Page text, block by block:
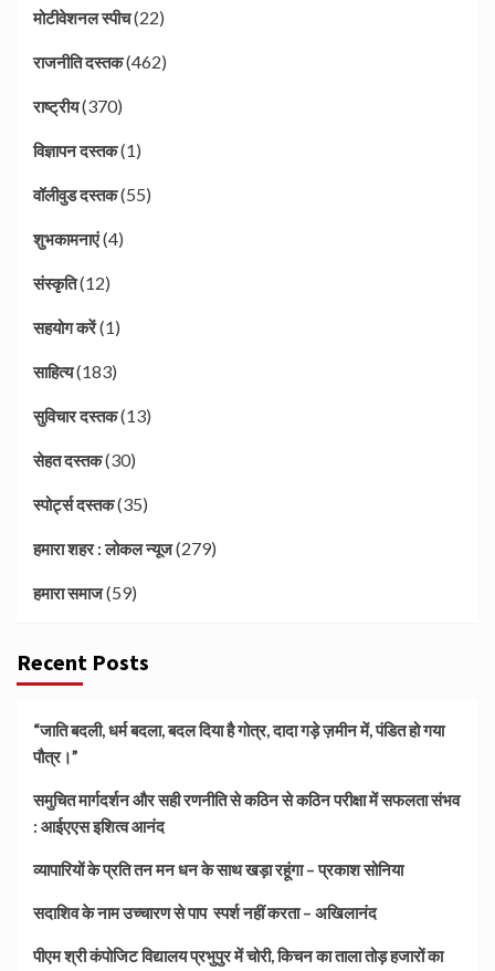
मोटीवेशनल स्पीच(22)
राजनीति दस्तक(462)
राष्ट्रीय(370)
विज्ञापन दस्तक(1)
वॉलीवुड दस्तक(55)
शुभकामनाएं(4)
संस्कृति(12)
सहयोग करें(1)
साहित्य(183)
सुविचार दस्तक(13)
सेहत दस्तक(30)
स्पोर्ट्स दस्तक(35)
हमारा शहर : लोकल न्यूज(279)
हमारा समाज(59)
Recent Posts
“जाति बदली, धर्म बदला, बदल दिया है गोत्र, दादा गड़े ज़मीन में, पंडित हो गया
पौत्र।”
समुचित मार्गदर्शन और सही रणनीति से कठिन से कठिन परीक्षा में सफलता संभव
: आईएएस इशित्व आनंद
व्यापारियों के प्रति तन मन धन के साथ खड़ा रहूंगा – प्रकाश सोनिया
सदाशिव के नाम उच्चारण से पाप स्पर्श नहीं करता – अखिलानंद
पीएम श्री कंपोजिट विद्यालय प्रभुपुर में चोरी, किचन का ताला तोड़ हजारों का